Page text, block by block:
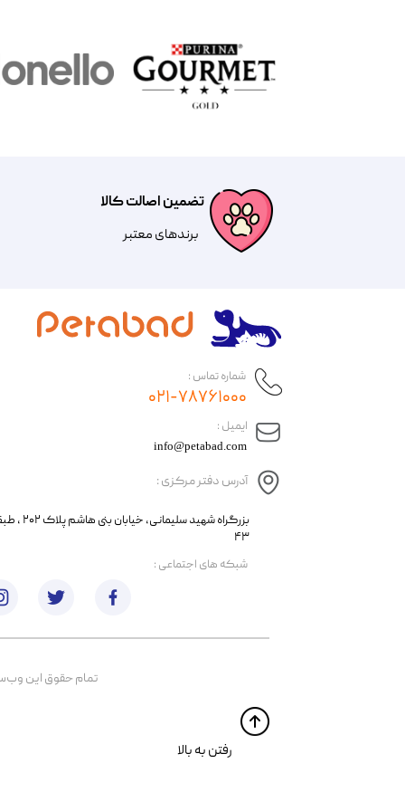
تضمین اصالت کالا
​​برندهای معتبر​​​​​​​
​ایمیل :
آدرس دفتر مرکزی :
info@petabad.com
​​بزرگراه شهید
۴۳
شماره تماس :
۰۲۱-۷۸۷۶۱۰۰۰
تمام حقوق اين
​​رفتن به بالا
​شبکه های اجتماعی :